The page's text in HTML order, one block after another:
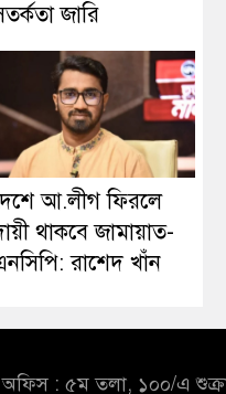
জারি
আ.লীগ ফিরলে
থাকবে জামায়াত-
রাশেদ খাঁন
অফিস : ৫ম তলা, ১০০/এ